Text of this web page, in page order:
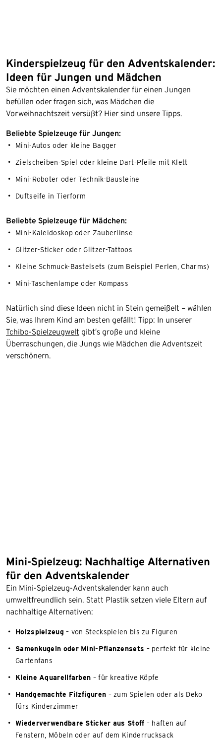
Kinderspielzeug für den Adventskalender:
Ideen für Jungen und Mädchen
Sie möchten einen Adventskalender für einen Jungen
befüllen oder fragen sich, was Mädchen die
Vorweihnachtszeit versüßt? Hier sind unsere Tipps.
Beliebte Spielzeuge für Jungen:
Mini-Autos oder kleine Bagger
Zielscheiben-Spiel oder kleine Dart-Pfeile mit Klett
Mini-Roboter oder Technik-Bausteine
Duftseife in Tierform
Beliebte Spielzeuge für Mädchen:
Mini-Kaleidoskop oder Zauberlinse
Glitzer-Sticker oder Glitzer-Tattoos
Kleine Schmuck-Bastelsets (zum Beispiel Perlen, Charms)
Mini-Taschenlampe oder Kompass
Natürlich sind diese Ideen nicht in Stein gemeißelt – wählen
Sie, was Ihrem Kind am besten gefällt! Tipp: In unserer
Tchibo-Spielzeugwelt gibt’s große und kleine
Überraschungen, die Jungs wie Mädchen die Adventszeit
verschönern.
Mini-Spielzeug: Nachhaltige Alternativen
für den Adventskalender
Ein Mini-Spielzeug-Adventskalender kann auch
umweltfreundlich sein. Statt Plastik setzen viele Eltern auf
nachhaltige Alternativen:
Holzspielzeug– von Steckspielen bis zu Figuren
Samenkugeln oder Mini-Pflanzensets – perfekt für kleine
Gartenfans
Kleine Aquarellfarben – für kreative Köpfe
Handgemachte Filzfiguren – zum Spielen oder als Deko
fürs Kinderzimmer
Wiederverwendbare Sticker aus Stoff – haften auf
Fenstern, Möbeln oder auf dem Kinderrucksack